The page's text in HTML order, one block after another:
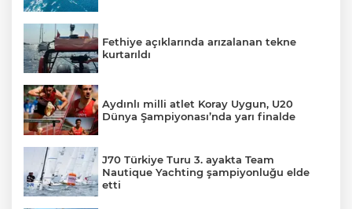
Fethiye açıklarında arızalanan tekne
kurtarıldı
Aydınlı milli atlet Koray Uygun, U20
Dünya Şampiyonası’nda yarı finalde
J70 Türkiye Turu 3. ayakta Team
Nautique Yachting şampiyonluğu elde
etti